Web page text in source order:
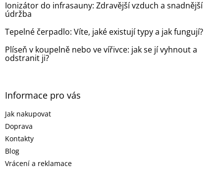
Ionizátor do infrasauny: Zdravější vzduch a snadnější
údržba
Tepelné čerpadlo: Víte, jaké existují typy a jak fungují?
Plíseň v koupelně nebo ve vířivce: jak se jí vyhnout a
odstranit ji?
Informace pro vás
Jak nakupovat
Doprava
Kontakty
Blog
Vrácení a reklamace